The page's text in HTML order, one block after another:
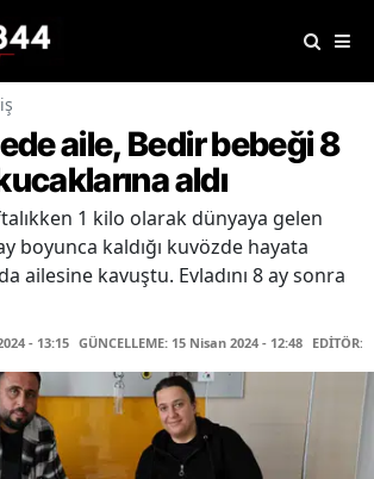
aile, Bedir bebeği 8
aldı
1 kilo olarak dünyaya gelen
boyunca kaldığı kuvözde hayata
ailesine kavuştu. Evladını 8 ay sonra
- 13:15 GÜNCELLEME: 15 Nisan 2024 - 12:48 EDİTÖR: